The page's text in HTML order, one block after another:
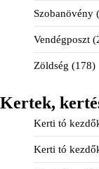
Szobanövény
Vendégposzt
Zöldség (178)
Kertek,
Kerti tó
Kerti tó